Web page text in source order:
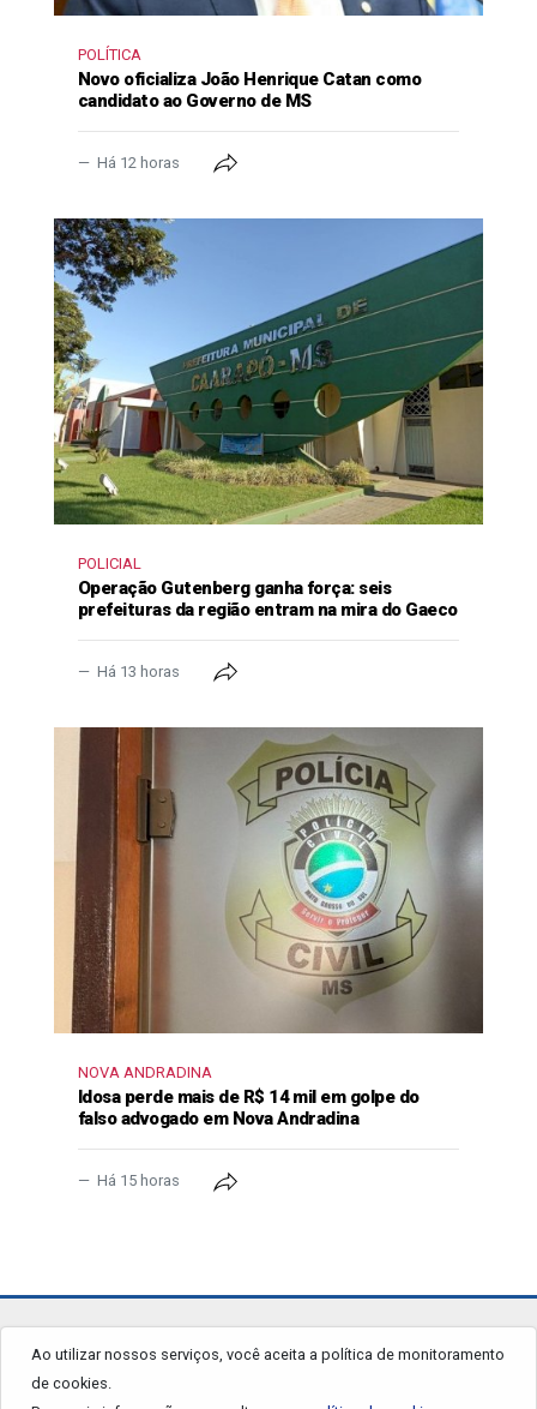
POLÍTICA
Novo oficializa João Henrique Catan como
candidato ao Governo de MS
Há 12 horas
POLICIAL
Operação Gutenberg ganha força: seis
prefeituras da região entram na mira do Gaeco
Há 13 horas
NOVA ANDRADINA
Idosa perde mais de R$ 14 mil em golpe do
falso advogado em Nova Andradina
Há 15 horas
Ao utilizar nossos serviços, você aceita a política de monitoramento
de cookies.
jornalgrandourados.com.br